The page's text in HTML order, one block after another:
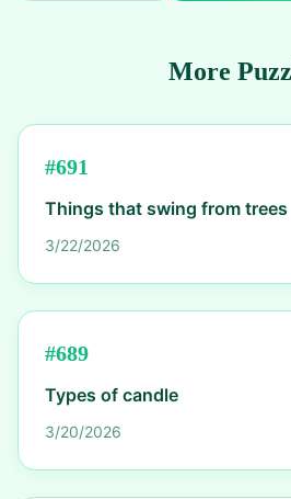
More
#691
Things that swing from trees
3/22/2026
#689
Types of candle
3/20/2026